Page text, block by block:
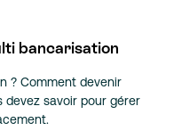
bancarisation
? Comment devenir
devez savoir pour gérer